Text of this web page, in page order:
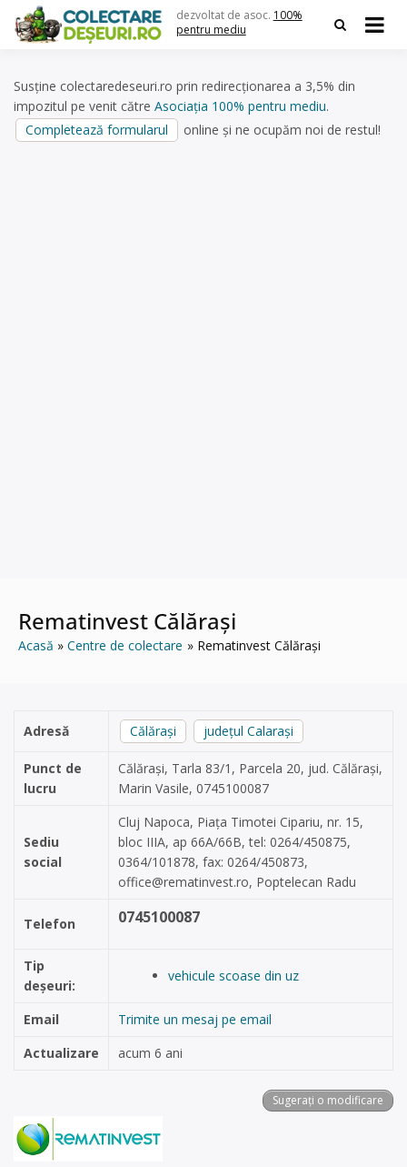
content
dezvoltat de asoc. 100%
pentru mediu
Susține colectaredeseuri.ro prin redirecționarea a 3,5% din
impozitul pe venit către Asociația 100% pentru mediu.
Completează formularul
online și ne ocupăm noi de restul!
Rematinvest Călărași
Acasă Centre de colectare Rematinvest Călărași
Adresă Călărași județul Calarași
Punct de
lucru
Călărași, Tarla 83/1, Parcela 20, jud. Călărași,
Marin Vasile, 0745100087
Sediu
social
Cluj Napoca, Piața Timotei Cipariu, nr. 15,
bloc IIIA, ap 66A/66B, tel: 0264/450875,
0364/101878, fax: 0264/450873,
office@rematinvest.ro, Poptelecan Radu
Telefon 0745100087
Tip
deșeuri:
vehicule scoase din uz
Email
Trimite un mesaj pe email
Actualizare
acum 6 ani
Sugerați o modificare